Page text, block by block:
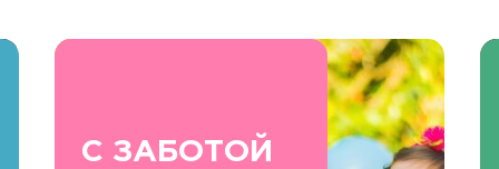
С ЗАБОТОЙ